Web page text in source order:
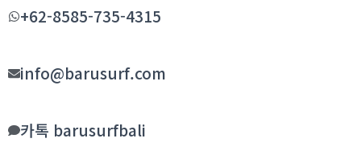
+62-8585-735-4315
info@barusurf.com
카톡 barusurfbali